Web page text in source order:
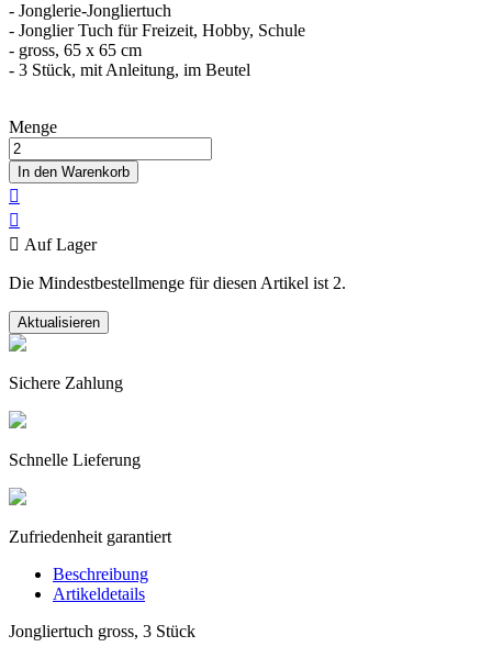
- Jonglerie-Jongliertuch
- Jonglier Tuch für Freizeit, Hobby, Schule
- gross, 65 x 65 cm
- 3 Stück, mit Anleitung, im Beutel
Menge
In den Warenkorb


 Auf Lager
Die Mindestbestellmenge für diesen Artikel ist 2.
Sichere Zahlung
Schnelle Lieferung
Zufriedenheit garantiert
Beschreibung
Artikeldetails
Jongliertuch gross, 3 Stück